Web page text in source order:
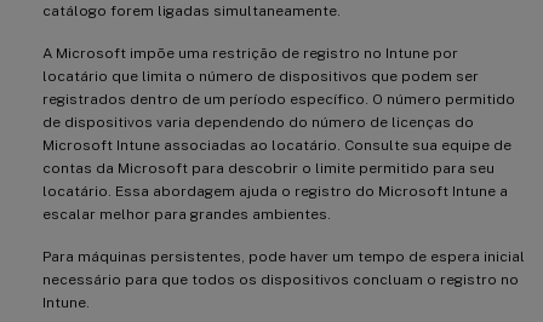
catálogo forem ligadas simultaneamente.
A Microsoft impõe uma restrição de registro no Intune por
locatário que limita o número de dispositivos que podem ser
registrados dentro de um período específico. O número permitido
de dispositivos varia dependendo do número de licenças do
Microsoft Intune associadas ao locatário. Consulte sua equipe de
contas da Microsoft para descobrir o limite permitido para seu
locatário. Essa abordagem ajuda o registro do Microsoft Intune a
escalar melhor para grandes ambientes.
Para máquinas persistentes, pode haver um tempo de espera inicial
necessário para que todos os dispositivos concluam o registro no
Intune.